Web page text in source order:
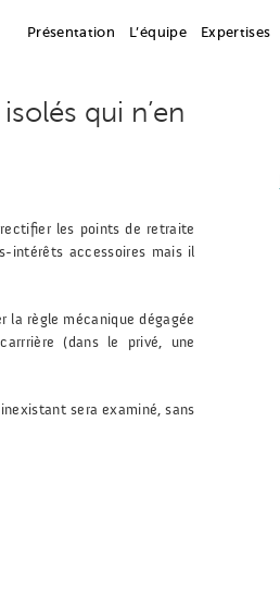
Présentation L’équipe Expertises
qui n’en
les points de retraite
intérêts accessoires mais il
la règle mécanique dégagée
(dans le privé, une
sera examiné, sans